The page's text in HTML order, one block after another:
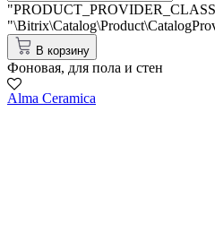
В корзину
Фоновая, для пола и стен
Alma Ceramica